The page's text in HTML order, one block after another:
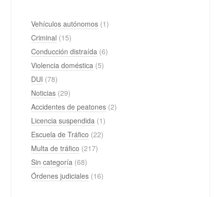
Vehículos autónomos (1)
Criminal (15)
Conducción distraída (6)
Violencia doméstica (5)
DUI (78)
Noticias (29)
Accidentes de peatones (2)
Licencia suspendida (1)
Escuela de Tráfico (22)
Multa de tráfico (217)
Sin categoría (68)
Órdenes judiciales (16)